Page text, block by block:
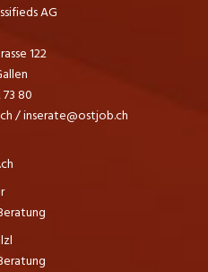
AG
122
73 80
/inserate@ostjob.ch